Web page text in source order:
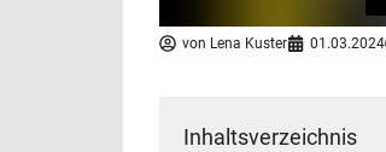
von Lena Kuster 01.03.2024
Inhaltsverzeichnis